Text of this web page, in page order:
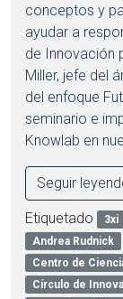
conceptos y
ayudar a
de Innovación
Miller, jefe del
del enfoque
seminario e
Knowlab en
Seguir
Etiquetado 3xi
Andrea Rudnick
Centro de
Círculo de